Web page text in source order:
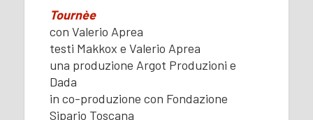
Tournèe
con Valerio Aprea
testi Makkox e Valerio Aprea
una produzione Argot Produzioni e
Dada
in co-produzione con Fondazione
Sipario Toscana